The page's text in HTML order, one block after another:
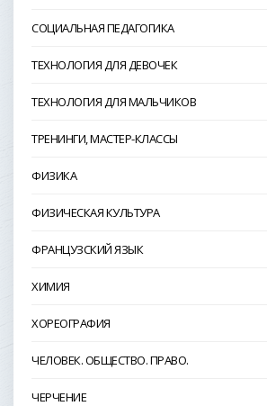
СОЦИАЛЬНАЯ ПЕДАГОГИКА
ТЕХНОЛОГИЯ ДЛЯ ДЕВОЧЕК
ТЕХНОЛОГИЯ ДЛЯ МАЛЬЧИКОВ
ТРЕНИНГИ, МАСТЕР-КЛАССЫ
ФИЗИКА
ФИЗИЧЕСКАЯ КУЛЬТУРА
ФРАНЦУЗСКИЙ ЯЗЫК
ХИМИЯ
ХОРЕОГРАФИЯ
ЧЕЛОВЕК. ОБЩЕСТВО. ПРАВО.
ЧЕРЧЕНИЕ